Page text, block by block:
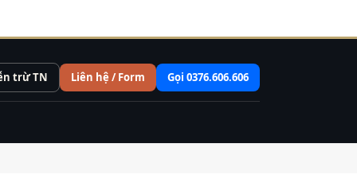
trừ TN Liên hệ / Form Gọi 0376.606.606